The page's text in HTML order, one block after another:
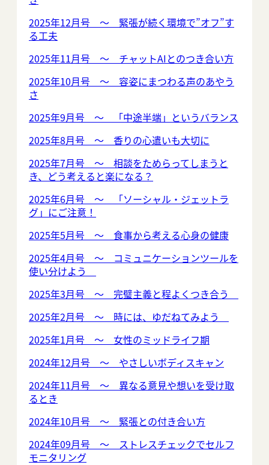
2025年12月号 ～ 緊張が続く環境で”オフ”す
る工夫
2025年11月号 ～ チャットAIとのつき合い方
2025年10月号 ～ 容姿にまつわる声のあやう
さ
2025年9月号 ～ 「中途半端」というバランス
2025年8月号 ～ 香りの心遣いも大切に
2025年7月号 ～ 相談をためらってしまうと
き、どう考えると楽になる？
2025年6月号 ～ 「ソーシャル・ジェットラ
グ」にご注意！
2025年5月号 ～ 食事から考える心身の健康
2025年4月号 ～ コミュニケーションツールを
使い分けよう
2025年3月号 ～ 完璧主義と程よくつき合う
2025年2月号 ～ 時には、ゆだねてみよう
2025年1月号 ～ 女性のミッドライフ期
2024年12月号 ～ やさしいボディスキャン
2024年11月号 ～ 異なる意見や想いを受け取
るとき
2024年10月号 ～ 緊張との付き合い方
2024年09月号 ～ ストレスチェックでセルフ
モニタリング